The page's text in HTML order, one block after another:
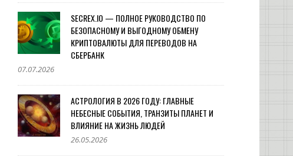
SECREX.IO — ПОЛНОЕ РУКОВОДСТВО ПО
БЕЗОПАСНОМУ И ВЫГОДНОМУ ОБМЕНУ
КРИПТОВАЛЮТЫ ДЛЯ ПЕРЕВОДОВ НА
СБЕРБАНК
07.07.2026
АСТРОЛОГИЯ В 2026 ГОДУ: ГЛАВНЫЕ
НЕБЕСНЫЕ СОБЫТИЯ, ТРАНЗИТЫ ПЛАНЕТ И
ВЛИЯНИЕ НА ЖИЗНЬ ЛЮДЕЙ
26.05.2026